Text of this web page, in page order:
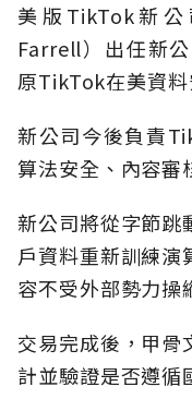
美版TikTok新
Farrell）出任新
原TikTok在美資料
新公司今後負責
算法安全、內容審
新公司將從字節跳
戶資料重新訓練演
容不受外部勢力操
交易完成後，甲骨
計並驗證是否遵循